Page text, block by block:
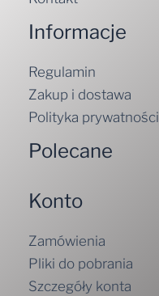
Informacje
Regulamin
Zakup i dostawa
Polityka prywatności
Polecane
Konto
Zamówienia
Pliki do pobrania
Szczegóły konta